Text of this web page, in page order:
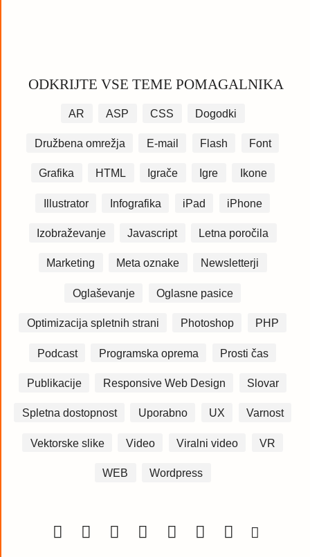
ODKRIJTE VSE TEME POMAGALNIKA
AR ASP CSS Dogodki
Družbena omrežja E-mail Flash Font
Grafika HTML Igrače Igre Ikone
Illustrator Infografika iPad iPhone
Izobraževanje Javascript Letna poročila
Marketing Meta oznake Newsletterji
Oglaševanje Oglasne pasice
Optimizacija spletnih strani Photoshop PHP
Podcast Programska oprema Prosti čas
Publikacije Responsive Web Design Slovar
Spletna dostopnost Uporabno UX Varnost
Vektorske slike Video Viralni video VR
WEB Wordpress